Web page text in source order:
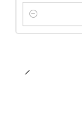
Cantidad